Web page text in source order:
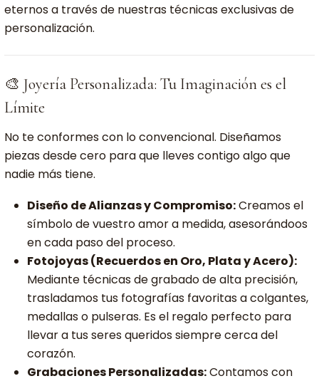
eternos a través de nuestras técnicas exclusivas de
personalización.
🎨 Joyería Personalizada: Tu Imaginación es el
Límite
No te conformes con lo convencional. Diseñamos
piezas desde cero para que lleves contigo algo que
nadie más tiene.
Diseño de Alianzas y Compromiso:Creamos el
símbolo de vuestro amor a medida, asesorándoos
en cada paso del proceso.
Fotojoyas (Recuerdos en Oro, Plata y Acero):
Mediante técnicas de grabado de alta precisión,
trasladamos tus fotografías favoritas a colgantes,
medallas o pulseras. Es el regalo perfecto para
llevar a tus seres queridos siempre cerca del
corazón.
Grabaciones Personalizadas:Contamos con